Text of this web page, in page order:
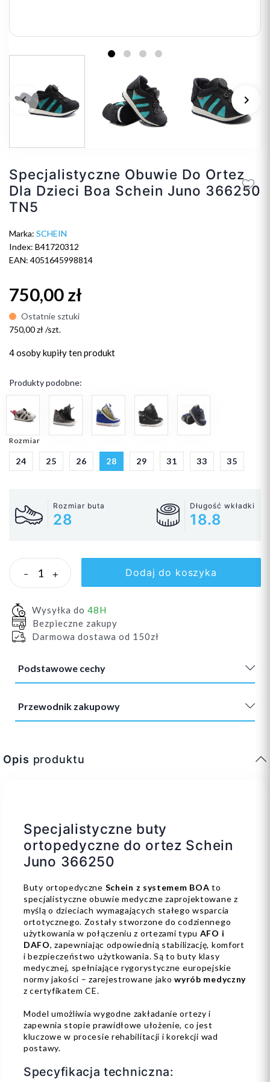
Poprzedni
keyboard_arrow_left keyboard_arrow_right
Specjalistyczne Obuwie Do Ortez
Dla Dzieci Boa Schein Juno 366250
TN5
Marka: SCHEIN
Index: B41720312
EAN: 4051645998814
750,00 zł
Ostatnie sztuki
750,00 zł /szt.
4 osobykupiły ten produkt
Produkty podobne:
Rozmiar
24 25 26 28 29 31 33 35
Rozmiar buta
28
Długość wkładki
18.8
- + Dodaj do koszyka
Wysyłka do 48H
Bezpieczne zakupy
Darmowa dostawa od 150zł
Podstawowe cechy
Przewodnik zakupowy
Opis produktu
Specjalistyczne buty
ortopedyczne do ortez Schein
Juno 366250
Buty ortopedyczne Schein z systemem BOA to
specjalistyczne obuwie medyczne zaprojektowane z
myślą o dzieciach wymagających stałego wsparcia
ortotycznego. Zostały stworzone do codziennego
użytkowania w połączeniu z ortezami typu AFO i
DAFO, zapewniając odpowiednią stabilizację, komfort
i bezpieczeństwo użytkowania. Są to buty klasy
medycznej, spełniające rygorystyczne europejskie
normy jakości – zarejestrowane jakowyrób medyczny
z certyfikatem CE.
Model umożliwia wygodne zakładanie ortezy i
zapewnia stopie prawidłowe ułożenie, co jest
kluczowe w procesie rehabilitacji i korekcji wad
postawy.
Specyfikacja techniczna: